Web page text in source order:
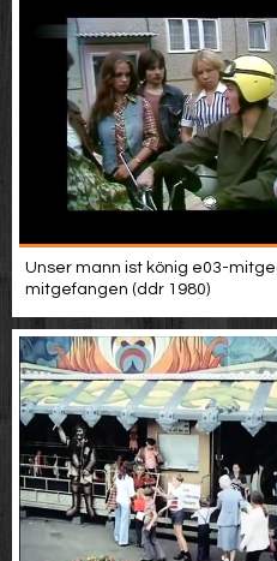
Unser mann ist könig e03-
mitgefangen (ddr 1980)